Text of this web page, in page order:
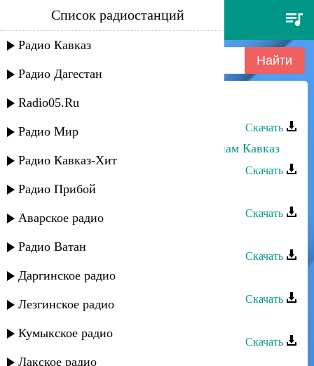
исубилав мусаев - за волю
Список радиостанций
Радио Кавказ
Радио Дагестан
Radio05.Ru
Радио Мир
Радио Кавказ-Хит
Радио Прибой
Аварское радио
Радио Ватан
Даргинское радио
Лезгинское радио
Кумыкское радио
Лакское радио
Исубилав Мусаев - За волю
Скачать
Исубилав Мусаев - Орёл, открой нам Кавказ
Скачать
Исубилав Мусаев - Южанка
Скачать
Скачать
Исубилав Мусаев - Лезгинка
Скачать
Скачать
Исубилав Мусаев - Родился сын